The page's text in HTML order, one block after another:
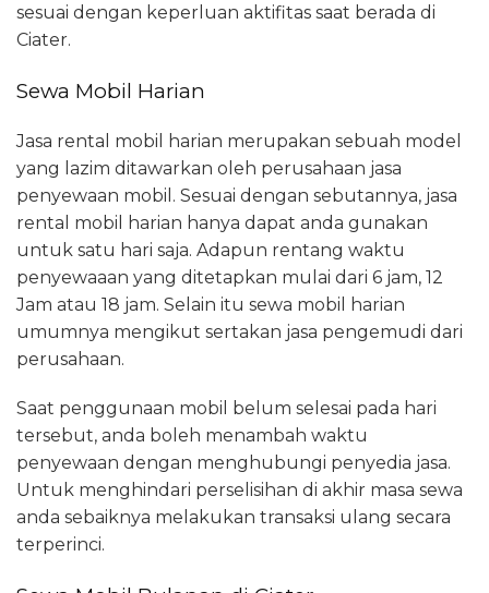
sesuai dengan keperluan aktifitas saat berada di
Ciater.
Sewa Mobil Harian
Jasa rental mobil harian merupakan sebuah model
yang lazim ditawarkan oleh perusahaan jasa
penyewaan mobil. Sesuai dengan sebutannya, jasa
rental mobil harian hanya dapat anda gunakan
untuk satu hari saja. Adapun rentang waktu
penyewaaan yang ditetapkan mulai dari 6 jam, 12
Jam atau 18 jam. Selain itu sewa mobil harian
umumnya mengikut sertakan jasa pengemudi dari
perusahaan.
Saat penggunaan mobil belum selesai pada hari
tersebut, anda boleh menambah waktu
penyewaan dengan menghubungi penyedia jasa.
Untuk menghindari perselisihan di akhir masa sewa
anda sebaiknya melakukan transaksi ulang secara
terperinci.